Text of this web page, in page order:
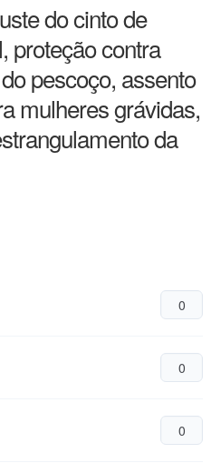
do cinto de
proteção contra
pescoço, assento
mulheres grávidas,
da